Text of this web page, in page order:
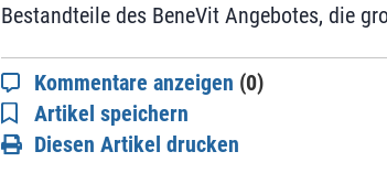
Bestandteile des BeneVit Angebotes, die
Kommentare anzeigen (0)
Artikel speichern
Diesen Artikel drucken